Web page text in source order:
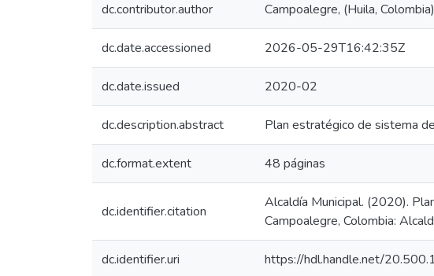
dc.contributor.author Campoalegre, (Huila, Colombia)
dc.date.accessioned 2026-05-29T16:42:35Z
dc.date.issued 2020-02
dc.description.abstract Plan estratégico de sistema
dc.format.extent 48 páginas
dc.identifier.citation
Alcaldía Municipal. (2020).
Campoalegre, Colombia:
dc.identifier.uri https://hdl.handle.net/